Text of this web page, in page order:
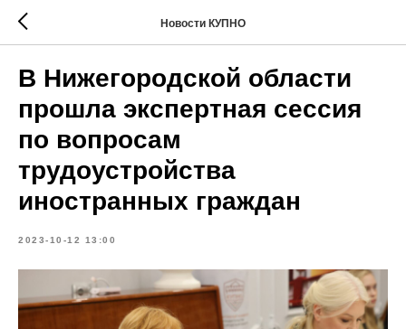
Новости КУПНО
В Нижегородской области
прошла экспертная сессия
по вопросам
трудоустройства
иностранных граждан
2023-10-12 13:00